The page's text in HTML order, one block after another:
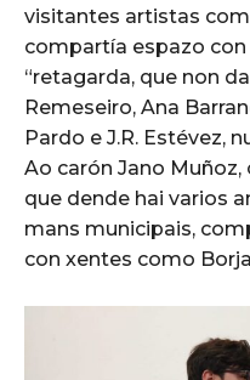
visitantes artistas
compartía espazo
“retagarda, que non
Remeseiro, Ana
Pardo e J.R. Estévez,
Ao carón Jano
que dende hai varios
mans municipais,
con xentes como